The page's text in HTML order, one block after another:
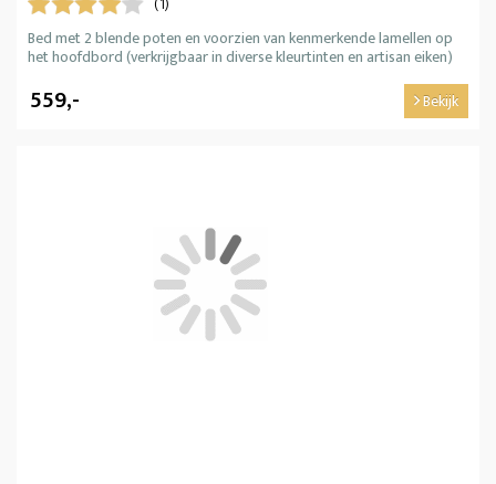
Bed met 2 blende poten en voorzien van kenmerkende lamellen op
het hoofdbord (verkrijgbaar in diverse kleurtinten en artisan eiken)
559,- Bekijk